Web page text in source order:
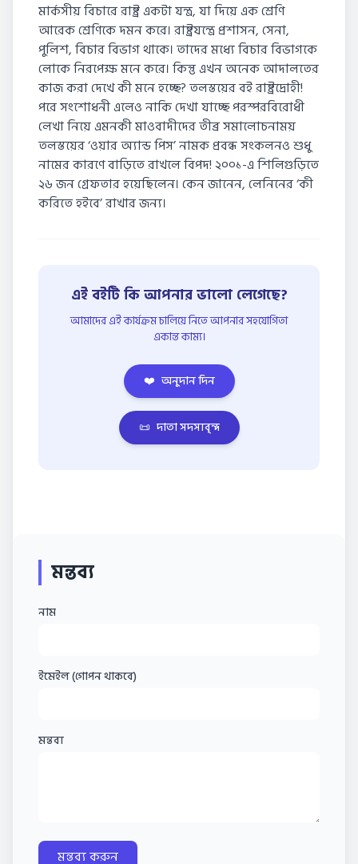
মার্কসীয় বিচারে রাষ্ট্র একটা যন্ত্র, যা দিয়ে এক শ্রেণি
আরেক শ্রেণিকে দমন করে। রাষ্ট্রযন্ত্রে প্রশাসন, সেনা,
পুলিশ, বিচার বিভাগ থাকে। তাদের মধ্যে বিচার বিভাগকে
লোকে নিরপেক্ষ মনে করে। কিন্তু এখন অনেক আদালতের
কাজ করা দেখে কী মনে হচ্ছে? তলস্তয়ের বই রাষ্ট্রদ্রোহী!
পরে সংশোধনী এলেও নাকি দেখা যাচ্ছে পরস্পরবিরোধী
লেখা নিয়ে এমনকী মাওবাদীদের তীব্র সমালোচনাময়
তলস্তয়ের ‘ওয়ার অ্যান্ড পিস’ নামক প্রবন্ধ সংকলনও শুধু
নামের কারণে বাড়িতে রাখলে বিপদ! ২০০১-এ শিলিগুড়িতে
২৬ জন গ্রেফতার হয়েছিলেন। কেন জানেন, লেনিনের ‘কী
করিতে হইবে’ রাখার জন্য।
এই বইটি কি আপনার ভালো লেগেছে?
আমাদের এই কার্যক্রম চালিয়ে নিতে আপনার সহযোগিতা
একান্ত কাম্য।
❤️ অনুদান দিন
📜 দাতা সদস্যবৃন্দ
মন্তব্য
নাম
ইমেইল (গোপন থাকবে)
মন্তব্য
মন্তব্য করুন